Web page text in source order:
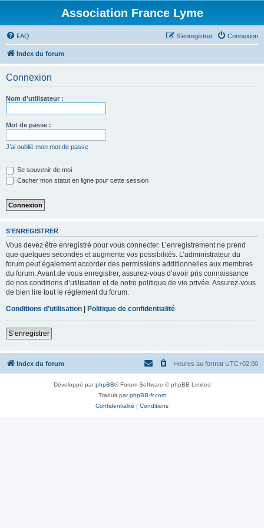
Association France Lyme
FAQ Connexion
S’enregistrer
Index du forum
Connexion
Nom d’utilisateur :
Mot de passe :
J’ai oublié mon mot de passe
Se souvenir de moi
Cacher mon statut en ligne pour cette session
S’ENREGISTRER
Vous devez être enregistré pour vous connecter. L’enregistrement ne prend
que quelques secondes et augmente vos possibilités. L’administrateur du
forum peut également accorder des permissions additionnelles aux membres
du forum. Avant de vous enregistrer, assurez-vous d’avoir pris connaissance
de nos conditions d’utilisation et de notre politique de vie privée. Assurez-vous
de bien lire tout le règlement du forum.
Conditions d’utilisation | Politique de confidentialité
S’enregistrer
Index du forum Heures au format UTC+02:00
Développé parphpBB® Forum Software © phpBB Limited
Traduit parphpBB-fr.com
Confidentialité | Conditions